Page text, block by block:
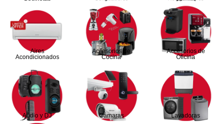
Aires
Acondicionados
Accesorios de
Cocina
Accesorios de
Oficina
Audio y DJ Cámaras Lavadoras